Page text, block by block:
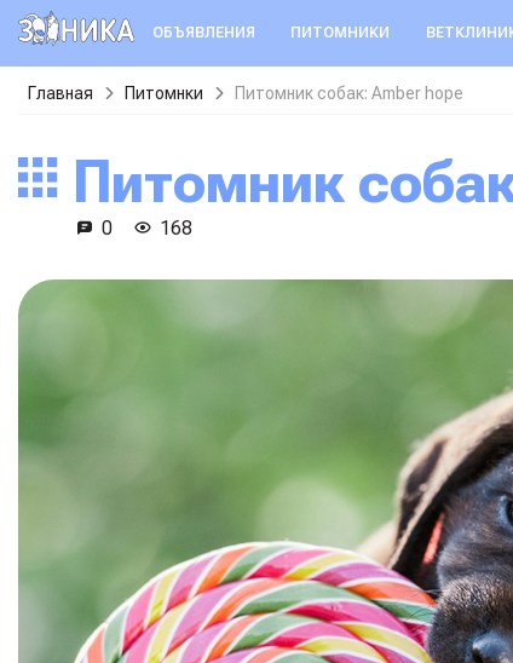
ОБЪЯВЛЕНИЯ ПИТОМНИКИ
Главная Питомнки Питомник собак: Amber hope
Питомник
0 168